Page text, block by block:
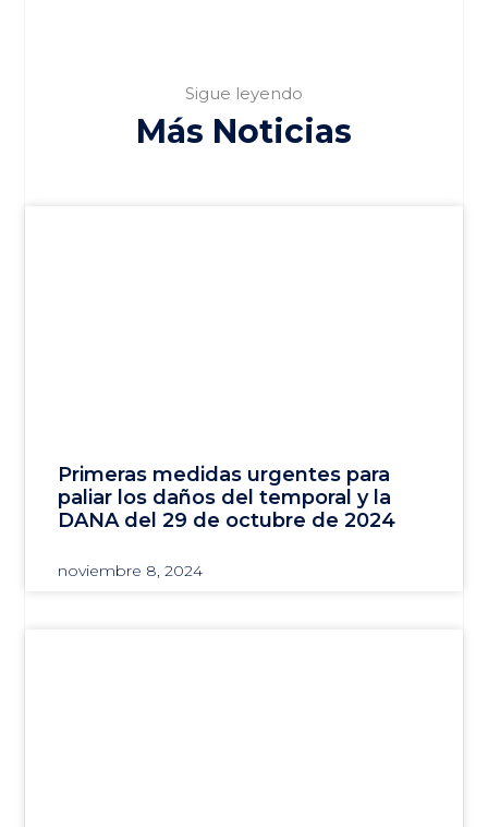
Sigue leyendo
Más Noticias
Primeras medidas urgentes para
paliar los daños del temporal y la
DANA del 29 de octubre de 2024
noviembre 8, 2024